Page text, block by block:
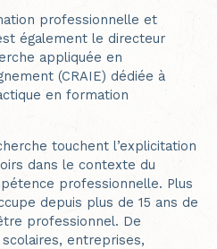
professionnelle et
également le directeur
appliquée en
(CRAIE) dédiée à
en formation
touchent l’explicitation
dans le contexte du
professionnelle. Plus
depuis plus de 15 ans de
professionnel. De
entreprises,